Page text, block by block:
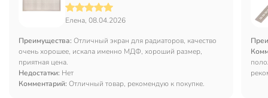
Дамаско, Стильный Дом, v532792
Елена, 08.04.2026
Преимущества: Отличный экран для радиаторов, качество
очень хорошее, искала именно МДФ, хороший размер,
приятная цена.
Недостатки: Нет
Комментарий: Отличный товар, рекомендую к покупке.